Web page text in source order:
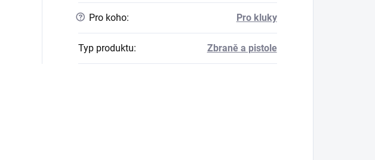
? Pro koho: Pro kluky
Typ produktu: Zbraně a pistole